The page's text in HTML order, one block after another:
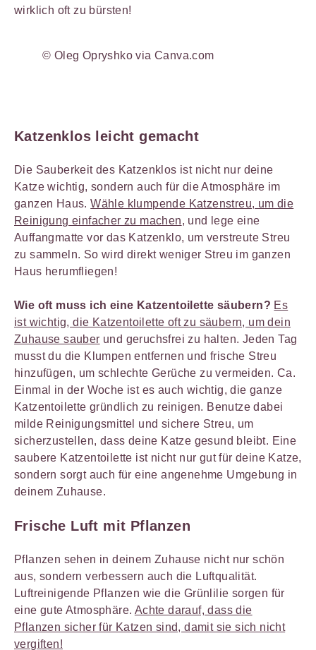
wirklich oft zu bürsten!
© Oleg Opryshko via Canva.com
Katzenklos leicht gemacht
Die Sauberkeit des Katzenklos ist nicht nur deine
Katze wichtig, sondern auch für die Atmosphäre im
ganzen Haus.Wähle klumpende Katzenstreu, um die
Reinigung einfacher zu machen, und lege eine
Auffangmatte vor das Katzenklo, um verstreute Streu
zu sammeln. So wird direkt weniger Streu im ganzen
Haus herumfliegen!
Wie oft muss ich eine Katzentoilette säubern? Es
ist wichtig, die Katzentoilette oft zu säubern, um dein
Zuhause sauber und geruchsfrei zu halten. Jeden Tag
musst du die Klumpen entfernen und frische Streu
hinzufügen, um schlechte Gerüche zu vermeiden. Ca.
Einmal in der Woche ist es auch wichtig, die ganze
Katzentoilette gründlich zu reinigen. Benutze dabei
milde Reinigungsmittel und sichere Streu, um
sicherzustellen, dass deine Katze gesund bleibt. Eine
saubere Katzentoilette ist nicht nur gut für deine Katze,
sondern sorgt auch für eine angenehme Umgebung in
deinem Zuhause.
Frische Luft mit Pflanzen
Pflanzen sehen in deinem Zuhause nicht nur schön
aus, sondern verbessern auch die Luftqualität.
Luftreinigende Pflanzen wie die Grünlilie sorgen für
eine gute Atmosphäre. Achte darauf, dass die
Pflanzen sicher für Katzen sind, damit sie sich nicht
vergiften!